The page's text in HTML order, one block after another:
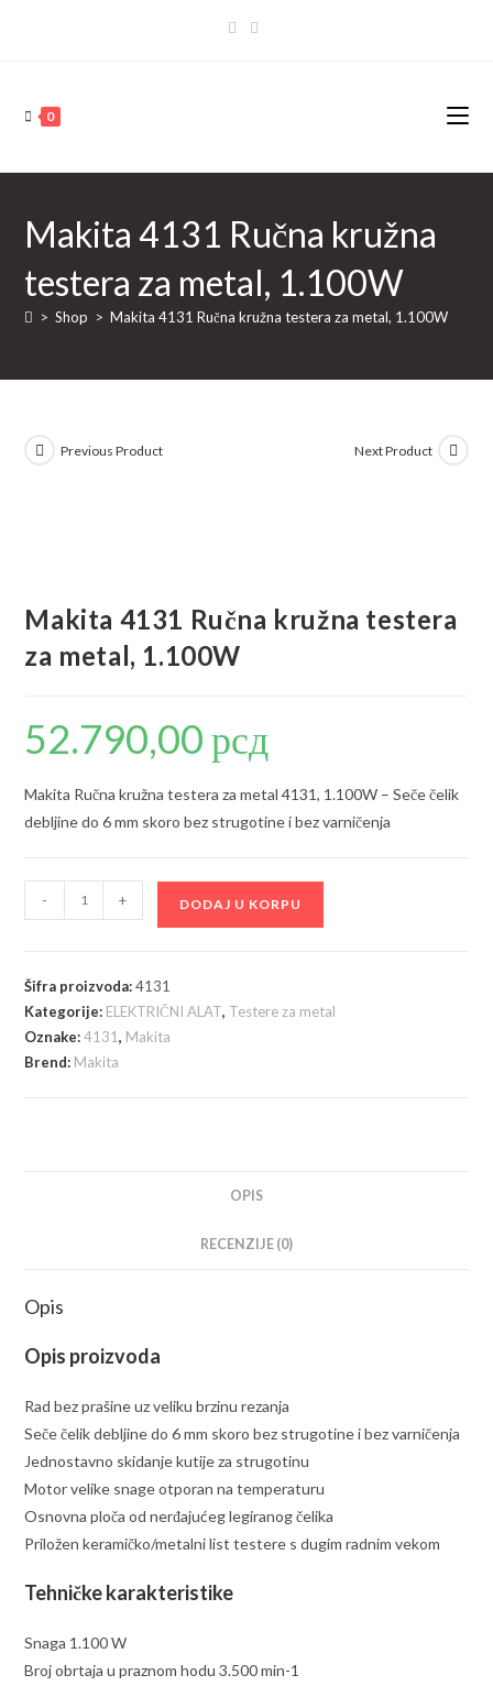
0
Makita 4131 Ručna kružna
testera za metal, 1.100W
> Shop > Makita 4131 Ručna kružna testera za metal, 1.100W
Previous Product Next Product
Makita 4131 Ručna kružna testera
za metal, 1.100W
52.790,00рсд
Makita Ručna kružna testera za metal 4131, 1.100W – Seče čelik
debljine do 6 mm skoro bez strugotine i bez varničenja
4131
kružna
testera
za
metal,
- + DODAJ U KORPU
Šifra proizvoda:4131
Kategorije: ELEKTRIČNI ALAT, Testere za metal
Oznake:4131, Makita
Brend: Makita
OPIS
RECENZIJE (0)
Opis
Opis proizvoda
Rad bez prašine uz veliku brzinu rezanja
Seče čelik debljine do 6 mm skoro bez strugotine i bez varničenja
Jednostavno skidanje kutije za strugotinu
Motor velike snage otporan na temperaturu
Osnovna ploča od nerđajućeg legiranog čelika
Priložen keramičko/metalni list testere s dugim radnim vekom
Tehničke karakteristike
Snaga 1.100 W
Broj obrtaja u praznom hodu 3.500 min-1